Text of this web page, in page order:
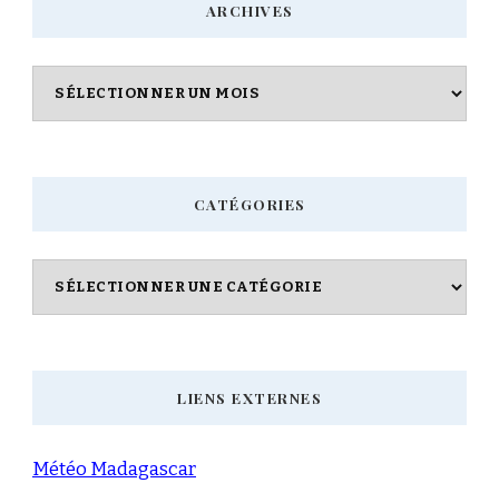
ARCHIVES
Archives
CATÉGORIES
Catégories
LIENS EXTERNES
Météo Madagascar